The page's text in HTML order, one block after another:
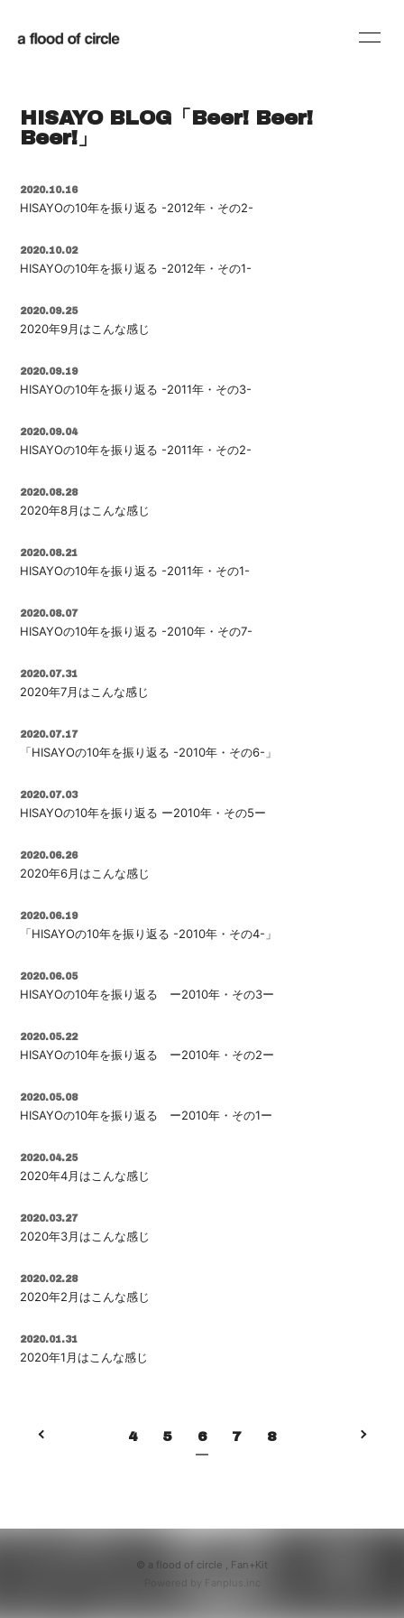
SCHEDULE PROFILE
MOVIE RADIO
SHOP
会員登録
HISAYO BLOG「Beer! Beer!
Beer!」
2020.10.16
HISAYOの10年を振り返る -2012年・その2-
2020.10.02
HISAYOの10年を振り返る -2012年・その1-
2020.09.25
2020年9月はこんな感じ
2020.09.19
HISAYOの10年を振り返る -2011年・その3-
2020.09.04
HISAYOの10年を振り返る -2011年・その2-
2020.08.28
2020年8月はこんな感じ
2020.08.21
HISAYOの10年を振り返る -2011年・その1-
2020.08.07
HISAYOの10年を振り返る -2010年・その7-
2020.07.31
2020年7月はこんな感じ
2020.07.17
「HISAYOの10年を振り返る -2010年・その6-」
2020.07.03
HISAYOの10年を振り返る ー2010年・その5ー
2020.06.26
2020年6月はこんな感じ
2020.06.19
「HISAYOの10年を振り返る -2010年・その4-」
2020.06.05
HISAYOの10年を振り返る ー2010年・その3ー
2020.05.22
HISAYOの10年を振り返る ー2010年・その2ー
2020.05.08
HISAYOの10年を振り返る ー2010年・その1ー
2020.04.25
2020年4月はこんな感じ
2020.03.27
2020年3月はこんな感じ
2020.02.28
2020年2月はこんな感じ
2020.01.31
2020年1月はこんな感じ
4 5 6 7 8
© a flood of circle , Fan+Kit